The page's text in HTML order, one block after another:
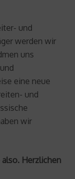
und
werden wir
uns
eine neue
und
wir
Herzlichen